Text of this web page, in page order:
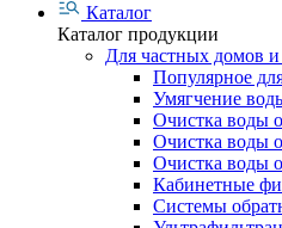
Каталог
Каталог продукции
Для частных домов и
Популярное
Умягчение
Очистка воды
Очистка воды
Очистка воды
Кабинетные
Системы